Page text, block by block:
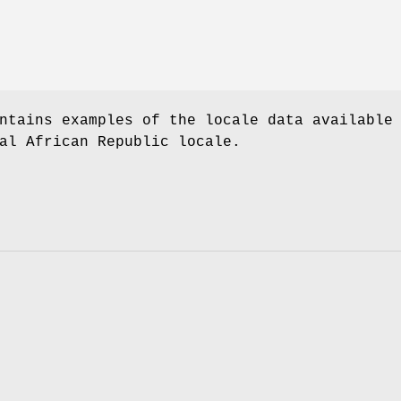
examples of the locale data
African Republic locale.